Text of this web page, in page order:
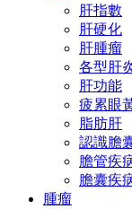
肝指數
肝硬化
肝腫瘤
各型肝
肝功能
疲累眼
脂肪肝
認識膽
膽管疾
膽囊疾
腫瘤